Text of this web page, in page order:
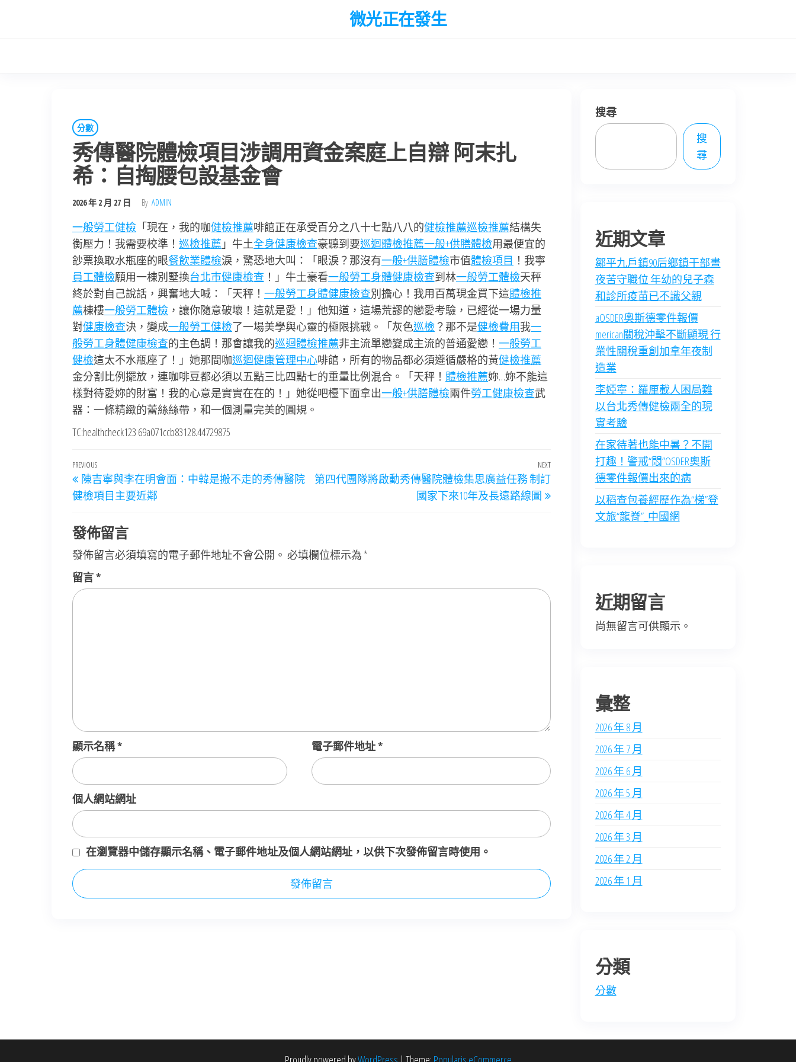
微光正在發生
分數
秀傳醫院體檢項目涉調用資金案庭上自辯 阿末扎
希：自掏腰包設基金會
2026 年 2 月 27 日 By ADMIN
一般勞工健檢 「現在，我的咖健檢推薦啡館正在承受百分之八十七點八八的健檢推薦巡檢推薦結構失
衡壓力！我需要校準！ 巡檢推薦 」牛土全身健康檢查豪聽到要巡迴體檢推薦一般+供膳體檢用最便宜的
鈔票換取水瓶座的眼餐飲業體檢淚，驚恐地大叫：「眼淚？那沒有一般+供膳體檢市值體檢項目 ！我寧
員工體檢願用一棟別墅換台北巿健康檢查 ！」牛土豪看一般勞工身體健康檢查到林一般勞工體檢天秤
終於對自己說話，興奮地大喊：「天秤！ 一般勞工身體健康檢查別擔心！我用百萬現金買下這體檢推
薦棟樓一般勞工體檢 ，讓你隨意破壞！這就是愛！」他知道，這場荒謬的戀愛考驗，已經從一場力量
對健康檢查決，變成一般勞工健檢了一場美學與心靈的極限挑戰。「灰色巡檢？那不是健檢費用我一
般勞工身體健康檢查的主色調！那會讓我的巡迴體檢推薦非主流單戀變成主流的普通愛戀！ 一般勞工
健檢這太不水瓶座了！」她那間咖巡迴健康管理中心啡館，所有的物品都必須遵循嚴格的黃健檢推薦
金分割比例擺放，連咖啡豆都必須以五點三比四點七的重量比例混合。「天秤！ 體檢推薦妳…妳不能這
樣對待愛妳的財富！我的心意是實實在在的！」她從吧檯下面拿出一般+供膳體檢兩件勞工健康檢查武
器：一條精緻的蕾絲絲帶，和一個測量完美的圓規。
TC:healthcheck123 69a071ccb83128.44729875
文
章
導
覽
Previous
Post
PREVIOUS
陳吉寧與李在明會面：中韓是搬不走的秀傳醫院
健檢項目主要近鄰
Next
NEXT
第四代團隊將啟動秀傳醫院體檢集思廣益任務 制訂
國家下來10年及長遠路線圖
發佈留言
發佈留言必須填寫的電子郵件地址不會公開。 必填欄位標示為 *
留言*
顯示名稱* 電子郵件地址*
個人網站網址
在瀏覽器中儲存顯示名稱、電子郵件地址及個人網站網址，以供下次發佈留言時使用。
搜尋
搜
尋
近期文章
鄒平九戶鎮90后鄉鎮干部晝
夜苦守職位 年幼的兒子森
和診所疫苗已不識父親
aOSDER奧斯德零件報價
merican關稅沖擊不斷顯現 行
業性關稅重創加拿年夜制
造業
李婭寧：羅厘載人困局難
以台北秀傳健檢兩全的現
實考驗
在家待著也能中暑？不開
打趣！警戒“悶”OSDER奧斯
德零件報價出來的病
以稻查包養經歷作為“梯”登
文旅“龍脊”_中國網
近期留言
尚無留言可供顯示。
彙整
2026 年 8 月
2026 年 7 月
2026 年 6 月
2026 年 5 月
2026 年 4 月
2026 年 3 月
2026 年 2 月
2026 年 1 月
分類
分數